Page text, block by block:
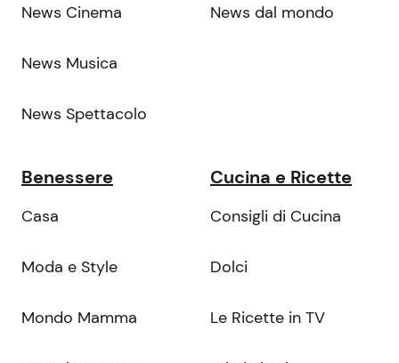
News Cinema
News Musica
News Spettacolo
News dal mondo
Benessere
Casa
Moda e Style
Mondo Mamma
Cucina e Ricette
Consigli di Cucina
Dolci
Le Ricette in TV